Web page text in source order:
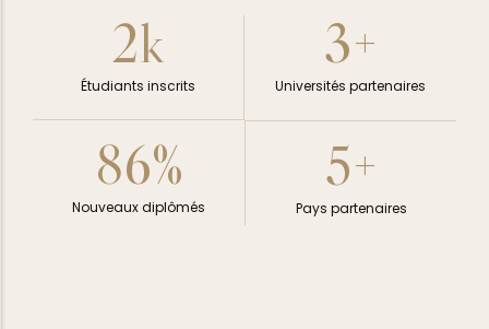
Étudiants inscrits
2k
Universités partenaires
3+
Nouveaux diplômés
86%
Pays partenaires
5+